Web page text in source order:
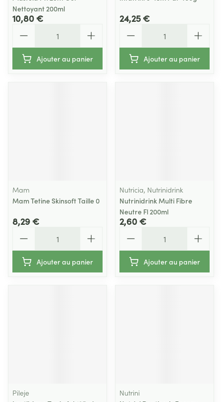
Nettoyant 200ml
10,80 €
Ajouter au panier
24,25 €
Ajouter au panier
Mam
Mam Tetine Skinsoft Taille 0
8,29 €
Ajouter au panier
Nutricia, Nutrinidrink
Nutrinidrink Multi Fibre
Neutre Fl 200ml
2,60 €
Ajouter au panier
Pileje
Nutrini